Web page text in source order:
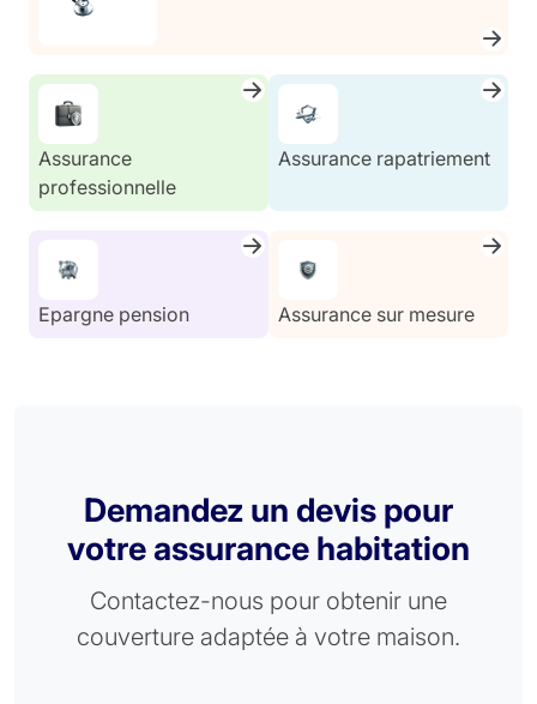
Assurance
professionnelle
Assurance rapatriement
Epargne pension Assurance sur mesure
Demandez un devis pour
votre assurance habitation
Contactez-nous pour obtenir une
couverture adaptée à votre maison.